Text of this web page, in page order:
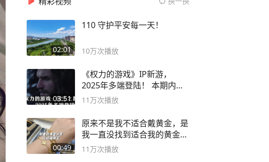
02:01
110 守护平安每一天！
10万次播放
03:51
《权力的游戏》IP新游，
2025年多端登陆！ 本期内容
概要
11万次播放
00:49
原来不是我不适合戴黄金，是
我一直没找到适合我的黄金
😭
11万次播放